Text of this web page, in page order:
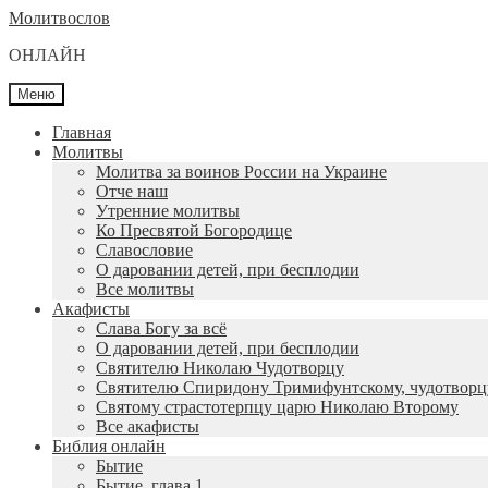
Перейти
навигации
Перейти
содержимому
Молитвослов
ОНЛАЙН
Меню
Главная
Молитвы
Молитва за воинов России на Украине
Отче наш
Утренние молитвы
Ко Пресвятой Богородице
Славословие
О даровании детей, при бесплодии
Вcе молитвы
Акафисты
Слава Богу за всё
О даровании детей, при бесплодии
Святителю Николаю Чудотворцу
Святителю Спиридону Тримифунтскому,
Святому страстотерпцу царю Николаю Второму
Все акафисты
Библия онлайн
Бытие